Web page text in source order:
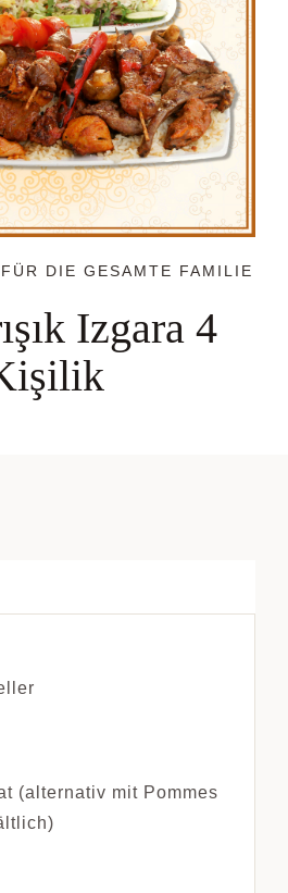
DIE GESAMTE FAMILIE
Izgara 4
(alternativ mit Pommes